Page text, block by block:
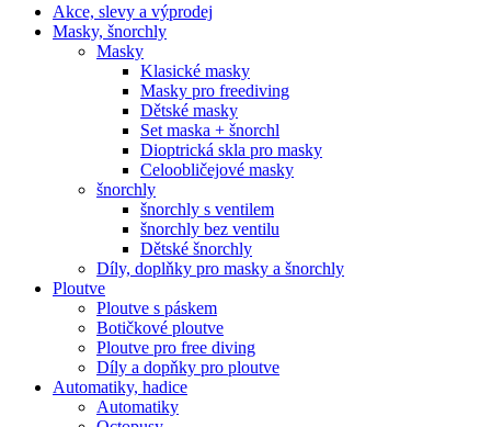
Akce, slevy a výprodej
Masky, šnorchly
Masky
Klasické masky
Masky pro freediving
Dětské masky
Set maska + šnorchl
Dioptrická skla pro masky
Celoobličejové masky
šnorchly
šnorchly s ventilem
šnorchly bez ventilu
Dětské šnorchly
Díly, doplňky pro masky a šnorchly
Ploutve
Ploutve s páskem
Botičkové ploutve
Ploutve pro free diving
Díly a dopňky pro ploutve
Automatiky, hadice
Automatiky